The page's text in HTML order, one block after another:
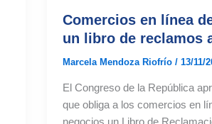
Comercios en línea
un libro de reclamos
Marcela Mendoza Riofrío/13/11/
El Congreso de la República
que obliga a los comercios en
negocios un Libro de